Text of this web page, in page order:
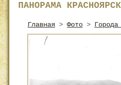
ПАНОРАМА
Главная > Фото > Города